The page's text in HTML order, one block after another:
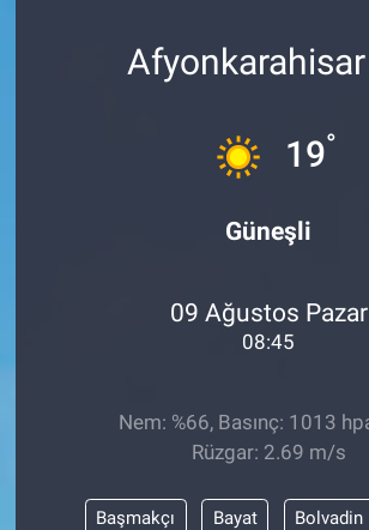
Afyonkarahisar
19°
Güneşli
09 Ağustos Pazar
08:45
Nem: %66, Basınç: 1013
Rüzgar: 2.69 m/s
Başmakçı Bayat Bolvadin